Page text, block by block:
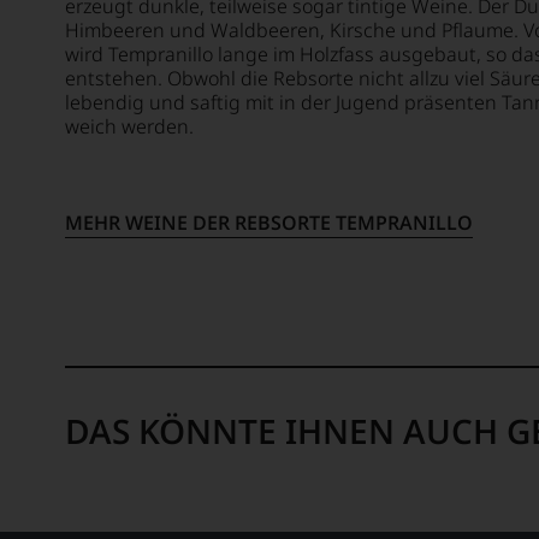
WEINE
AUCH
und
aber
seine
des
100
das
sich
dahin
20
erzeugt dunkle, teilweise sogar tintige Weine. Der
Himbeeren und Waldbeeren, Kirsche und Pflaume.
wird Tempranillo lange im Holzfass ausgebaut, so
entstehen. Obwohl die Rebsorte nicht allzu viel
lebendig und saftig mit in der Jugend präsenten
weich werden.
MEHR WEINE DER REBSORTE TEMPRANILLO
DAS KÖNNTE IHNEN AUCH